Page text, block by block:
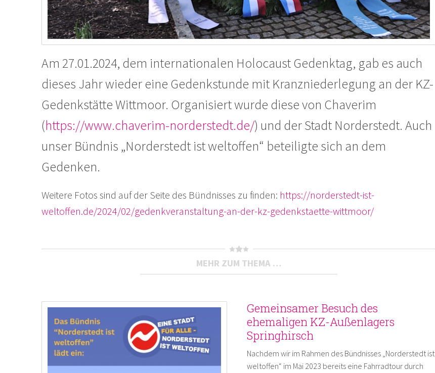
Am 27.01.2024, dem internationalen Holocaust Gedenktag, gab es auch
dieses Jahr wieder eine Gedenkstunde mit Kranzniederlegung an der KZ-
Gedenkstätte Wittmoor. Organisiert wurde diese von Chaverim
(https://www.chaverim-norderstedt.de/) und der Stadt Norderstedt. Auch
unser Bündnis „Norderstedt ist weltoffen“ beteiligte sich an dem
Gedenken.
Weitere Fotos sind auf der Seite des Bündnisses zu finden: https://norderstedt-ist-
weltoffen.de/2024/02/gedenkveranstaltung-an-der-kz-gedenkstaette-wittmoor/
MEHR ZUM THEMA …
Gemeinsamer Besuch des
ehemaligen KZ-Außenlagers
Springhirsch
Nachdem wir im Rahmen des Bündnisses „Norderstedt ist
weltoffen“ im Mai 2023 bereits eine Fahrradtour durch